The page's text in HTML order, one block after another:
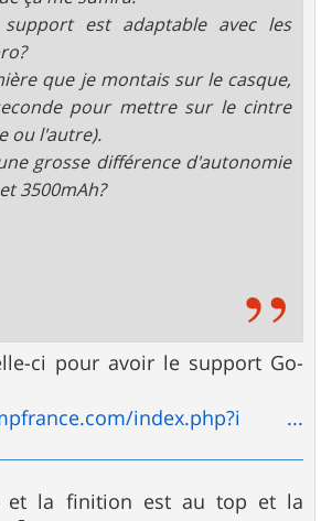
est adaptable avec les
que je montais sur le casque,
pour mettre sur le cintre
ou l'autre).
grosse différence d'autonomie
3500mAh?
ci pour avoir le support Go-
index.php?i ...
et la finition est au top et la